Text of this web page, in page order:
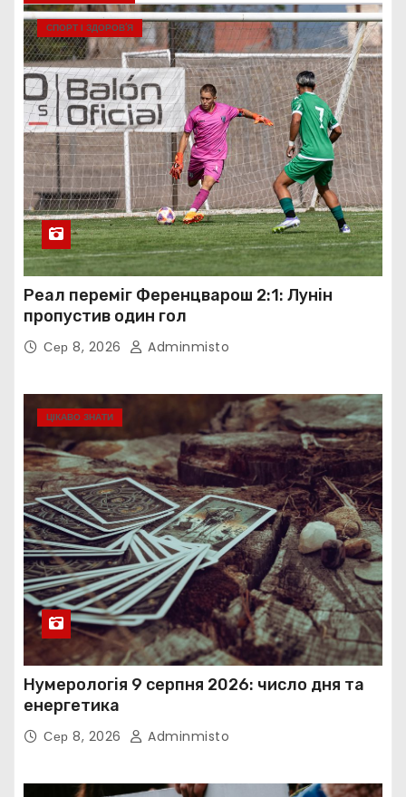
СПОРТ І ЗДОРОВ’Я
Реал переміг Ференцварош 2:1: Лунін
пропустив один гол
Сер 8, 2026 Adminmisto
ЦІКАВО ЗНАТИ
Нумерологія 9 серпня 2026: число дня та
енергетика
Сер 8, 2026 Adminmisto